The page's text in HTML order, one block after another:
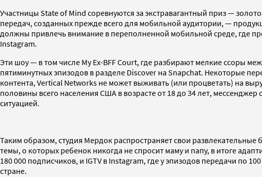
Участницы State of Mind соревнуются за экстравагантный приз —
передач, созданных прежде всего для мобильной аудитории, —
должны привлечь внимание в переполненной мобильной среде, где
Instagram.
Эти шоу — в том числе My Ex-BFF Court, где разбирают мелкие ссоры
пятиминутных эпизодов в разделе Discover на Snapchat. Некоторые
контента, Vertical Networks не может выживать (или процветать) на
половины всего населения США в возрасте от 18 до 34 лет,
ситуацией.
Таким образом, студия Мердок распространяет свои
темы, о которых ребенок никогда не спросит маму и папу, в итоге
180 000 подписчиков, и IGTV в Instagram, где у эпизодов передачи по
стране.